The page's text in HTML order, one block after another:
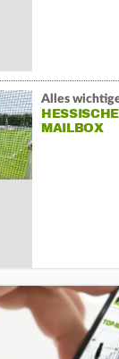
Alles
MAILBOX